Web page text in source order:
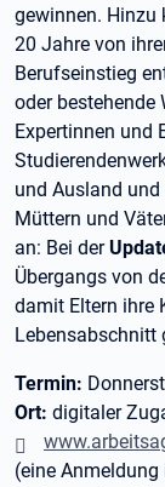
gewinnen. Hinzu
20 Jahre von
Berufseinstieg
oder bestehende
Expertinnen und
und Ausland
Müttern und
an: Bei der
Übergangs von
damit Eltern ihre
Lebensabschnitt
Termin:
Ort: digitaler
(eine